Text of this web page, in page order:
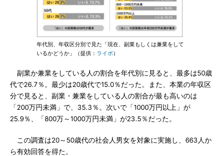
年代別、年収区分別で見た「現在、副業もしくは兼業をして
いるかどうか」（提供： ライボ）
副業か兼業をしている人の割合を年代別に見ると、最多は50歳
代で26.7％。最少は20歳代で15.0％だった。また、本業の年収区
分で見ると、副業・兼業をしている人の割合が最も高いのは
「200万円未満」で、35.3％。次いで「1000万円以上」が
25.9％、「800万～1000万円未満」が23.5％だった。
この調査は20～50歳代の社会人男女を対象に実施し、663人か
ら有効回答を得た。